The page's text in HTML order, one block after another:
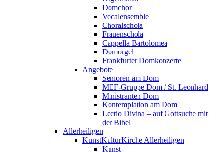
Domchor
Vocalensemble
Choralschola
Frauenschola
Cappella Bartolomea
Domorgel
Frankfurter Domkonzerte
Angebote
Senioren am Dom
MEF-Gruppe Dom / St. Leonhard
Ministranten Dom
Kontemplation am Dom
Lectio Divina – auf Gottsuche mit
der Bibel
Allerheiligen
KunstKulturKirche Allerheiligen
Kunst